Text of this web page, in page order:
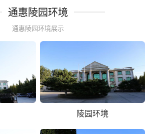
通惠陵园环境
通惠陵园环境展示
陵园环境